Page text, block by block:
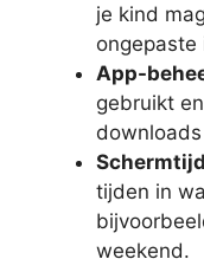
je kind
ongepaste
App-
gebruikt
tijden in
weekend.